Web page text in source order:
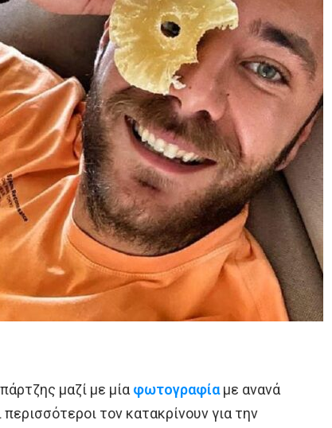
μαζί με μίαφωτογραφίαμε ανανά
τον κατακρίνουν για την